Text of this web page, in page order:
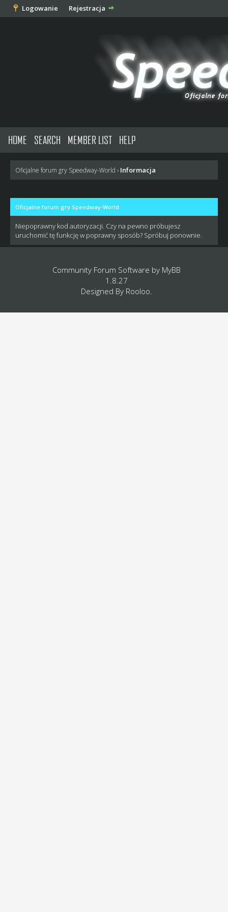
Logowanie Rejestracja
HOME SEARCH MEMBER LIST HELP
Oficjalne forum gry Speedway-World › Informacja
Oficjalne forum gry Speedway-World
Niepoprawny kod autoryzacji. Czy na pewno próbujesz
uruchomić tę funkcję w poprawny sposób? Spróbuj ponownie.
Community Forum Software by MyBB
1.8.27
Designed By Rooloo.